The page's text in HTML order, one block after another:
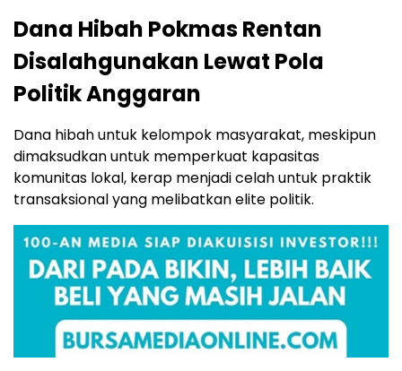
Dana Hibah Pokmas Rentan
Disalahgunakan Lewat Pola
Politik Anggaran
Dana hibah untuk kelompok masyarakat, meskipun
dimaksudkan untuk memperkuat kapasitas
komunitas lokal, kerap menjadi celah untuk praktik
transaksional yang melibatkan elite politik.